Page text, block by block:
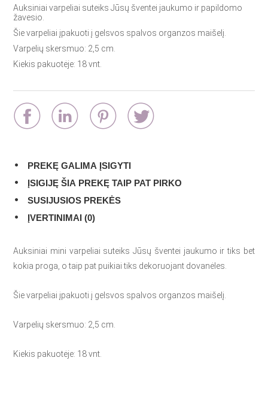
Auksiniai varpeliai suteiks Jūsų šventei jaukumo ir papildomo
žavesio.
Šie varpeliai įpakuoti į gelsvos spalvos organzos maišelį.
Varpelių skersmuo: 2,5 cm.
Kiekis pakuotėje: 18 vnt.
PREKĘ GALIMA ĮSIGYTI
ĮSIGIJĘ ŠIA PREKĘ TAIP PAT PIRKO
SUSIJUSIOS PREKĖS
ĮVERTINIMAI (0)
Auksiniai mini varpeliai suteiks Jūsų šventei jaukumo ir tiks bet
kokia proga, o taip pat puikiai tiks dekoruojant dovanėles.
Šie varpeliai įpakuoti į gelsvos spalvos organzos maišelį.
Varpelių skersmuo: 2,5 cm.
Kiekis pakuotėje: 18 vnt.